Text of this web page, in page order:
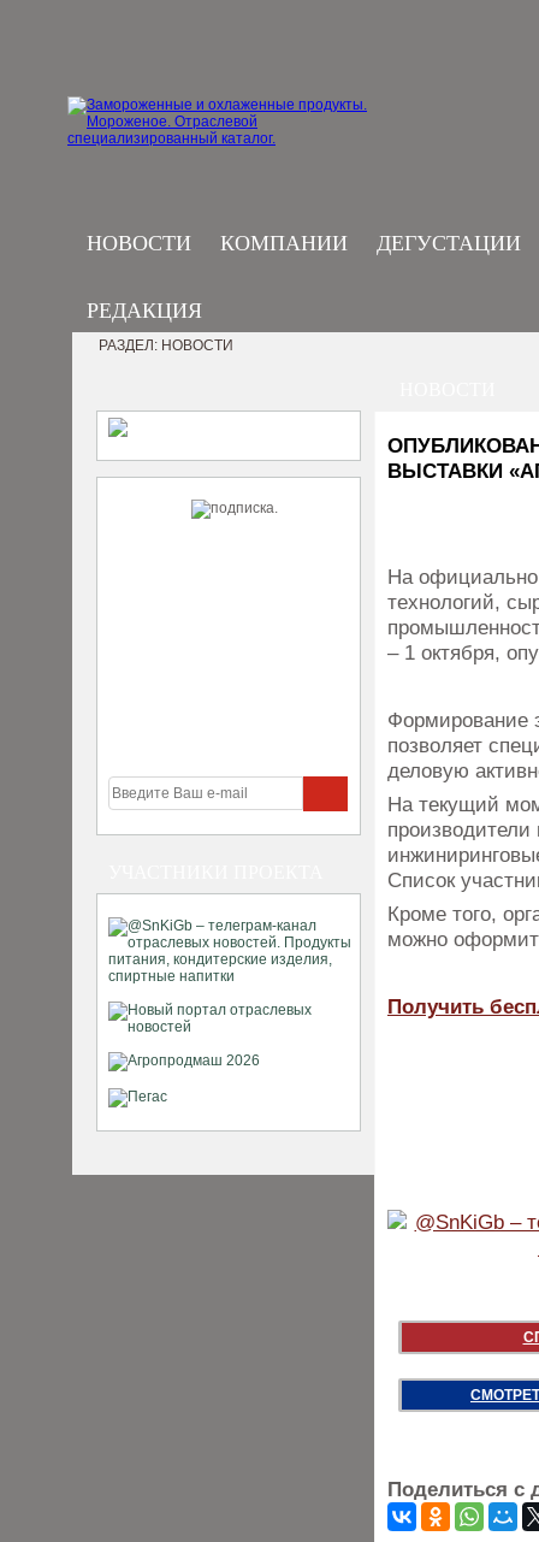
НОВОСТИ КОМПАНИИ ДЕГУСТАЦИИ
РЕДАКЦИЯ
РАЗДЕЛ: НОВОСТИ
ВЫСТАВКИ
На
технологий,
– 1 октября,
Формирование
позволяет
деловую
На текущий
Список
Кроме того,
можно
Получить
Поделиться с